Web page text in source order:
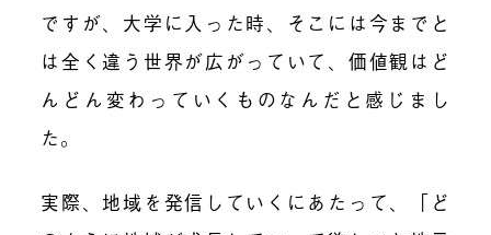
ですが、大学に入った時、そこには今までと
は全く違う世界が広がっていて、価値観はど
んどん変わっていくものなんだと感じまし
た。
実際、地域を発信していくにあたって、「ど